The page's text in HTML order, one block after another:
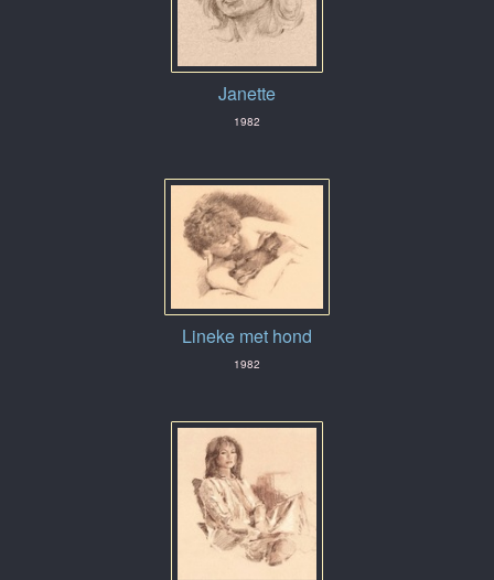
Janette
1982
Lineke met hond
1982